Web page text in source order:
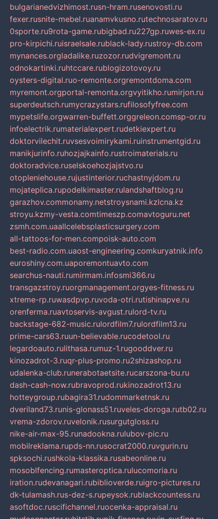
bulgarianedvizhimost.rusn-hram.rusenovosti.ru
fexer.rusnite-mebel.ruanamvkusno.rutechnosaratov.ru
0sporte.ru9rota-game.rubigbad.ru227gp.ruwes-ex.ru
pro-kirpichi.ruisraelsale.rublack-lady.rustroy-db.com
mynances.orgladalike.ruzozor.rudvigremont.ru
odnokartinki.ruhtccare.rublogizotovoy.ru
oysters-digital.ruo-remonte.orgremontdoma.com
myremont.orgportal-remonta.orgvyitikho.rumirjon.ru
superdeutsch.rumycrazystars.rufilosofyfree.com
mypetslife.orgwarren-buffett.orggreleon.comsp-or.ru
infoelectrik.rumaterialexpert.rudetkiexpert.ru
doktorvilechit.ruvsesvoimirykami.ruinstrumentgid.ru
manikjurinfo.ruhozjajkainfo.rustroimaterials.ru
doktoradvice.ruselskoehozjajstvo.ru
otopleniehouse.rujustinterior.ruchastnyjdom.ru
mojateplica.rupodelkimaster.rulandshaftblog.ru
garazhov.commonamy.netstroysnami.kzlcna.kz
stroyu.kzmy-vesta.comtimeszp.comavtoguru.net
zsmh.com.uaallcelebsplasticsurgery.com
all-tattoos-for-men.compoisk-auto.com
best-radio.com.uaost-engineering.comkuryatnik.info
euroshiny.com.uaporemontuavto.com
searchus-nauti.rumirmam.infosmi366.ru
transgazstroy.ruorgmanagement.orgyes-fitness.ru
xtreme-rp.ruwasdpvp.ruvoda-otri.rutishinapve.ru
orenferma.ruavtoservis-avgust.rulord-tv.ru
backstage-682-music.rulordfilm7.rulordfilm13.ru
prime-cars63.ruun-believable.rucodetool.ru
legardoauto.rulithasa.rumuz-1.rugooddver.ru
kinozadrot-3.ruqr-plus-promo.ru2shizashop.ru
udalenka-club.runerabotaetsite.rucarszona-bu.ru
dash-cash-now.rubravoprod.rukinozadrot13.ru
hotteygroup.rubagira31.rudommarketnsk.ru
dveriland73.runis-glonass51.ruveles-doroga.rutb02.ru
vrema-zdorov.ruvelonik.rusurgutgloss.ru
nike-air-max-95.runadookna.rulubov-pic.ru
mobilreklama.rupds-nn.rusocrat2000.ruvgurin.ru
spksochi.rushkola-klassika.rusabeonline.ru
mosoblfencing.rumasteroptica.rulucomoria.ru
iration.rudevanagari.rubiblioverde.ruigro-pictures.ru
dk-tulamash.rus-dez-s.rupeysok.rublackcountess.ru
asoftdoc.ruscifichannel.ruocenka-appraisal.ru